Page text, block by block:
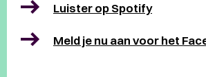
Luister op Spotify
Meld je nu aan voor het